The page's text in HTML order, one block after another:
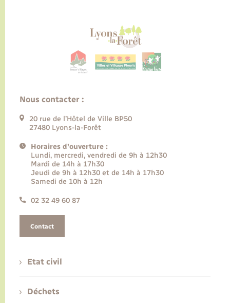
Nous contacter :
20 rue de l’Hôtel de Ville BP50
27480 Lyons-la-Forêt
Horaires d'ouverture :
Lundi, mercredi, vendredi de 9h à 12h30
Mardi de 14h à 17h30
Jeudi de 9h à 12h30 et de 14h à 17h30
Samedi de 10h à 12h
02 32 49 60 87
Contact
Etat civil
Déchets